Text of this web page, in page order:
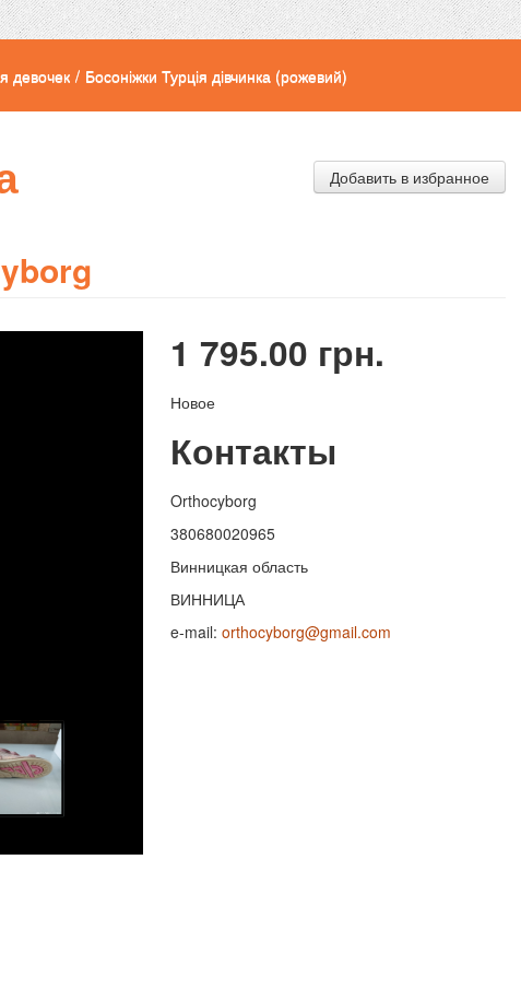
девочек / Босоніжки Турція дівчинка (рожевий)
Добавить в избранное
1 795.00 грн.
Новое
Контакты
Orthocyborg
380680020965
Винницкая область
ВИННИЦА
e-mail: orthocyborg@gmail.com